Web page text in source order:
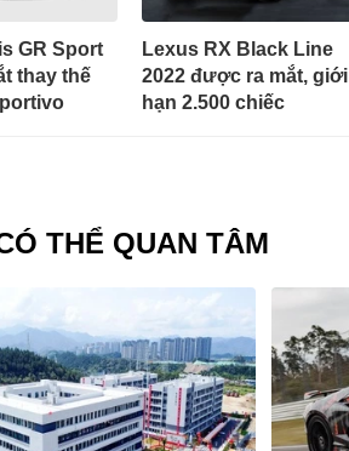
GR Sport
thay thế
Lexus RX Black Line
2022 được ra mắt, giới
hạn 2.500 chiếc
THỂ QUAN TÂM